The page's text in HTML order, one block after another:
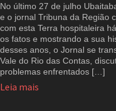
No último 27 de julho
e o jornal Tribuna da Região
com esta Terra hospitaleira
os fatos e mostrando a sua
desses anos, o Jornal se
Vale do Rio das Contas,
problemas enfrentados […]
Leia mais